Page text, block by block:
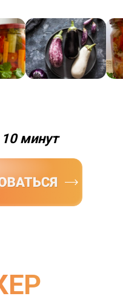
минут